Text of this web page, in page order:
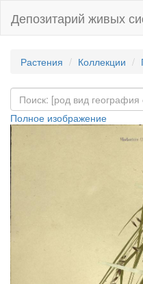
Депозитарий живых
Растения Коллекции
Полное изображение